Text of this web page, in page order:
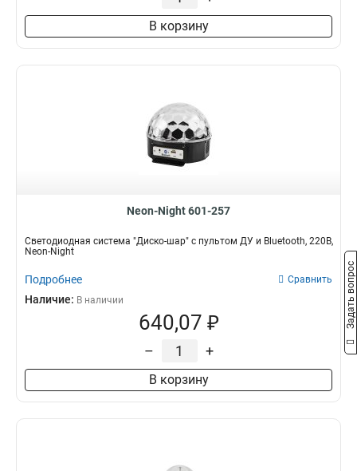
В корзину
Neon-Night 601-257
Светодиодная система "Диско-шар" с пультом ДУ и Bluetooth, 220В,
Neon-Night
Подробнее Сравнить
Наличие: В наличии
640,07 ₽
– +
В корзину
Задать вопрос